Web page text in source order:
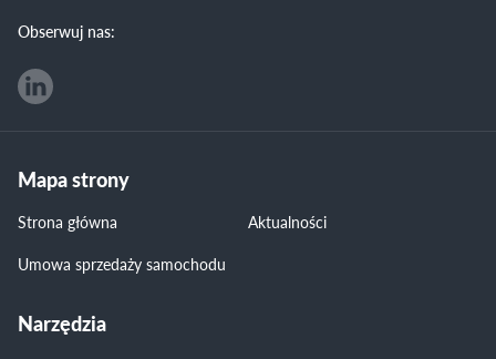
Obserwuj nas:
Mapa strony
Strona główna
Aktualności
Umowa sprzedaży samochodu
Narzędzia